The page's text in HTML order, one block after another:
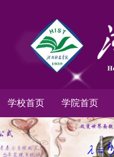
学校首页 学院首页